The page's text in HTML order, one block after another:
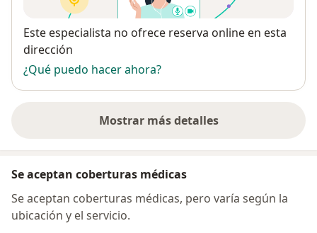
Disponibilidad
Este especialista no ofrece reserva online en esta
dirección
¿Qué puedo hacer ahora?
Mostrar más detalles
sobre la dirección
Se aceptan coberturas médicas
Se aceptan coberturas médicas, pero varía según la
ubicación y el servicio.